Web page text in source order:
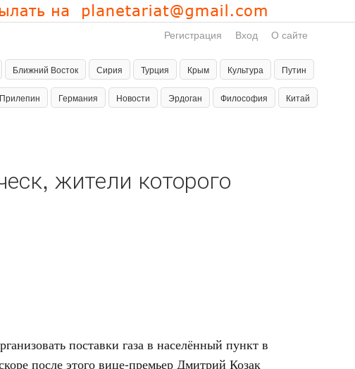
Регистрация Вход О сайте
Ближний Восток Сирия Турция Крым Культура Путин
Германия Новости Эрдоган Философия Китай
жители которого
поставки газа в населённый пункт в
после этого вице-премьер Дмитрий Козак